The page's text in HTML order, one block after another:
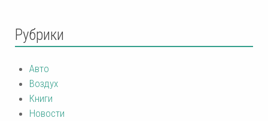
Рубрики
Авто
Воздух
Книги
Новости